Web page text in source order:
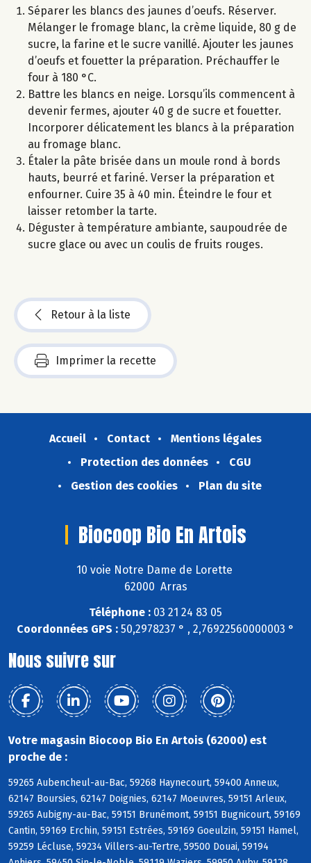
Séparer les blancs des jaunes d’oeufs. Réserver.
Mélanger le fromage blanc, la crème liquide, 80 g de
sucre, la farine et le sucre vanillé. Ajouter les jaunes
d’oeufs et fouetter la préparation. Préchauffer le
four à 180 °C.
Battre les blancs en neige. Lorsqu’ils commencent à
devenir fermes, ajouter 40 g de sucre et fouetter.
Incorporer délicatement les blancs à la préparation
au fromage blanc.
Étaler la pâte brisée dans un moule rond à bords
hauts, beurré et fariné. Verser la préparation et
enfourner. Cuire 35 à 40 min. Éteindre le four et
laisser retomber la tarte.
Déguster à température ambiante, saupoudrée de
sucre glace ou avec un coulis de fruits rouges.
Retour à la liste
Imprimer la recette
Accueil Contact
Mentions légales
Protection des données
CGU
Gestion des cookies
Plan du site
Biocoop Bio En Artois
10 voie Notre Dame de Lorette
62000 Arras
Téléphone : 03 21 24 83 05
Coordonnées GPS : 50,2978237 ° , 2,76922560000003 °
Nous suivre sur
Votre magasin Biocoop Bio En Artois (62000) est
proche de :
59265 Aubencheul-au-Bac, 59268 Haynecourt, 59400 Anneux,
62147 Boursies, 62147 Doignies, 62147 Moeuvres, 59151 Arleux,
59265 Aubigny-au-Bac, 59151 Brunémont, 59151 Bugnicourt, 59169
Cantin, 59169 Erchin, 59151 Estrées, 59169 Goeulzin, 59151 Hamel,
59259 Lécluse, 59234 Villers-au-Tertre, 59500 Douai, 59194